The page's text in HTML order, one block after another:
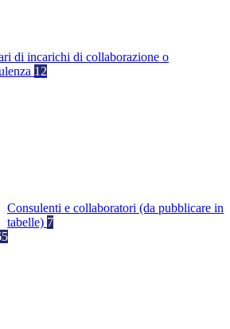
di incarichi di collaborazione o
12
Consulenti e collaboratori (da pubblicare in
tabelle) 7